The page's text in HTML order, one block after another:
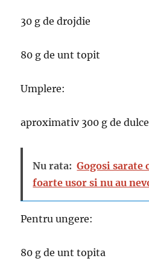
30 g de drojdie
80 g de unt topit
Umplere:
aproximativ 300 g de
Nu rata: Gogosi sarate
foarte usor si nu au
Pentru ungere:
80 g de unt topita